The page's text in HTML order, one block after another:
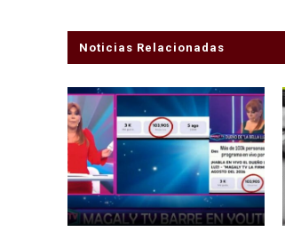
Noticias Relacionadas